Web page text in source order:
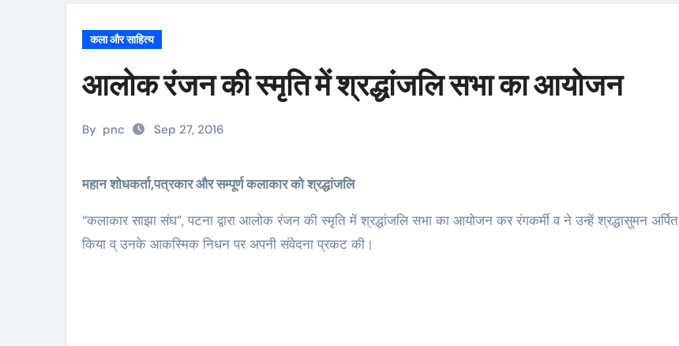
कला और साहित्य
आलोक रंजन की स्मृति में श्रद्धांजलि सभा का आयोजन
By pnc Sep 27, 2016
महान शोधकर्ता,पत्रकार और सम्पूर्ण कलाकार को श्रद्धांजलि
“कलाकार साझा संघ”, पटना द्वारा आलोक रंजन की स्मृति में श्रद्धांजलि सभा का आयोजन कर रंगकर्मी व ने उन्हें श्रद्धासुमन अर्पित
किया व् उनके आकस्मिक निधन पर अपनी संवेदना प्रकट की।